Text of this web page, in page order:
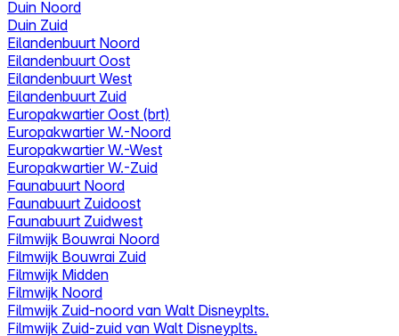
Duin Noord
Duin Zuid
Eilandenbuurt Noord
Eilandenbuurt Oost
Eilandenbuurt West
Eilandenbuurt Zuid
Europakwartier Oost (brt)
Europakwartier W.-Noord
Europakwartier W.-West
Europakwartier W.-Zuid
Faunabuurt Noord
Faunabuurt Zuidoost
Faunabuurt Zuidwest
Filmwijk Bouwrai Noord
Filmwijk Bouwrai Zuid
Filmwijk Midden
Filmwijk Noord
Filmwijk Zuid-noord van Walt Disneyplts.
Filmwijk Zuid-zuid van Walt Disneyplts.